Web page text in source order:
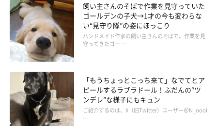
飼い主さんのそばで作業を見守っていた
ゴールデンの子犬→1才の今も変わらな
い“見守り隊”の姿にほっこり
ハンドメイド作家の飼い主さんのそばで、作業を見
守ってきたゴー …
「もうちょっとこっち来て」なでてとア
ピールするラブラドール！ふだんの“ツ
ンデレ”な様子にもキュン
ご紹介するのは、X（旧Twitter）ユーザー＠N_oooi
…